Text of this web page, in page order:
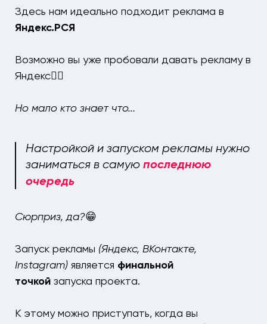
Здесь нам идеально подходит реклама в
Яндекс.РСЯ
Возможно вы уже пробовали давать рекламу в
Яндекс☝🏻
Но мало кто знает что...
Настройкой и запуском рекламы нужно
заниматься в самую последнюю
очередь
Cюрприз, да?😁
Запуск рекламы (Яндекс, ВКонтакте,
Instagram) является финальной
точкой запуска проекта.
К этому можно приступать, когда вы